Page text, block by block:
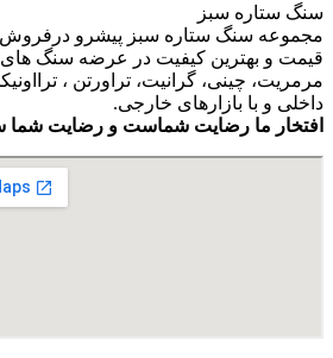
سنگ ستاره سبز
مجموعه سنگ ستاره سبز پیشرو درفروش
قیمت و بهترین کیفیت در عرضه سنگ های
مرمریت، چینی، گرانیت، تراورتن ،
داخلی و با بازارهای خارجی.
افتخار ما رضایت شماست و رضایت شما